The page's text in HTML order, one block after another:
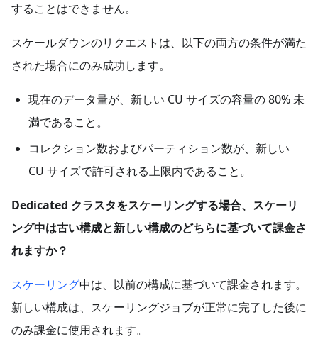
することはできません。
スケールダウンのリクエストは、以下の両方の条件が満た
された場合にのみ成功します。
現在のデータ量が、新しい CU サイズの容量の 80% 未
満であること。
コレクション数およびパーティション数が、新しい
CU サイズで許可される上限内であること。
Dedicated クラスタをスケーリングする場合、スケーリ
ング中は古い構成と新しい構成のどちらに基づいて課金さ
れますか？
スケーリング中は、以前の構成に基づいて課金されます。
新しい構成は、スケーリングジョブが正常に完了した後に
のみ課金に使用されます。